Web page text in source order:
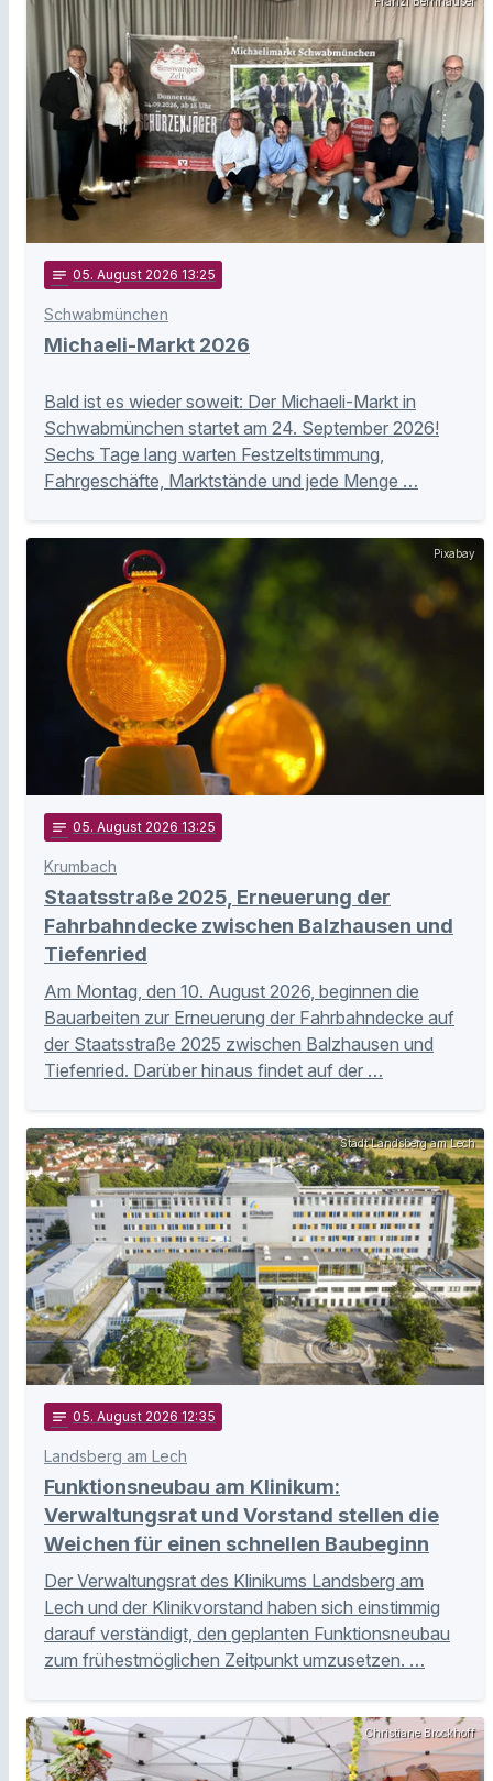
notes 05. August 2026 13:25
Schwabmünchen
Michaeli-Markt 2026
Bald ist es wieder soweit: Der Michaeli-Markt in
Schwabmünchen startet am 24. September 2026!
Sechs Tage lang warten Festzeltstimmung,
Fahrgeschäfte, Marktstände und jede Menge …
Pixabay
notes 05. August 2026 13:25
Krumbach
Staatsstraße 2025, Erneuerung der
Fahrbahndecke zwischen Balzhausen und
Tiefenried
Am Montag, den 10. August 2026, beginnen die
Bauarbeiten zur Erneuerung der Fahrbahndecke auf
der Staatsstraße 2025 zwischen Balzhausen und
Tiefenried. Darüber hinaus findet auf der …
Stadt Landsberg am Lech
notes 05. August 2026 12:35
Landsberg am Lech
Funktionsneubau am Klinikum:
Verwaltungsrat und Vorstand stellen die
Weichen für einen schnellen Baubeginn
Der Verwaltungsrat des Klinikums Landsberg am
Lech und der Klinikvorstand haben sich einstimmig
darauf verständigt, den geplanten Funktionsneubau
zum frühestmöglichen Zeitpunkt umzusetzen. …
Christiane Brockhoff